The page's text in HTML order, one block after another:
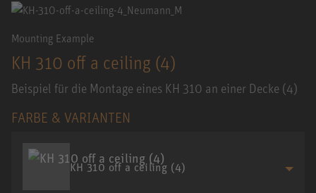
Mounting Example
KH 310 off a ceiling (4)
Beispiel für die Montage eines KH 310 an einer Decke (4)
FARBE & VARIANTEN
KH 310 off a ceiling (4)